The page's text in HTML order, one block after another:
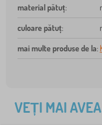
material pătuț:
culoare pătuț:
mai multe produse de la:
VEȚI MAI